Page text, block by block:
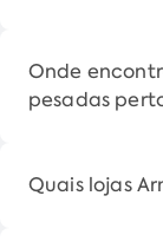
Onde
pesadas
Quais lojas